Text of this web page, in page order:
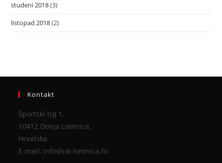
studeni 2018(3)
listopad 2018(2)
Kontakt
Športski trg 1,
10412 Donja Lomnica,
Hrvatska
E-mail: info@nk-lomnica.hr